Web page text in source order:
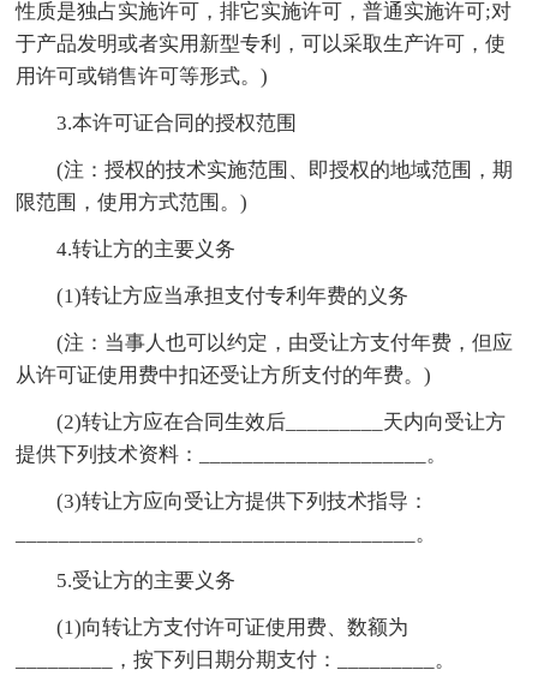
性质是独占实施许可，排它实施许可，普通实施许可;对
于产品发明或者实用新型专利，可以采取生产许可，使
用许可或销售许可等形式。)
3.本许可证合同的授权范围
(注：授权的技术实施范围、即授权的地域范围，期
限范围，使用方式范围。)
4.转让方的主要义务
(1)转让方应当承担支付专利年费的义务
(注：当事人也可以约定，由受让方支付年费，但应
从许可证使用费中扣还受让方所支付的年费。)
(2)转让方应在合同生效后_________天内向受让方
提供下列技术资料：_____________________。
(3)转让方应向受让方提供下列技术指导：
_____________________________________。
5.受让方的主要义务
(1)向转让方支付许可证使用费、数额为
_________，按下列日期分期支付：_________。